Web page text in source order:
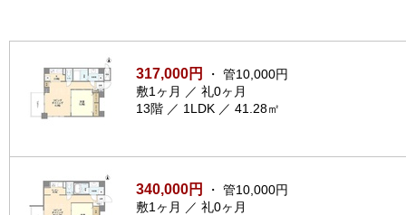
317,000円
・ 管10,000円
敷1ヶ月 ／ 礼0ヶ月
13階 ／ 1LDK ／ 41.28㎡
340,000円
・ 管10,000円
敷1ヶ月 ／ 礼0ヶ月